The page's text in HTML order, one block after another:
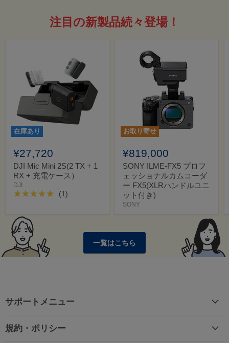
注目の新製品続々登場！
在庫あり
¥27,720
DJI Mic Mini 2S(2 TX + 1
RX + 充電ケース）
DJI
(1)
お取り寄せ
¥819,000
SONY ILME-FX5 プロフ
ェッショナルカムコーダ
ー FX5(XLRハンドルユニ
ット付き)
SONY
一覧はこちら
サポートメニュー
規約・ポリシー